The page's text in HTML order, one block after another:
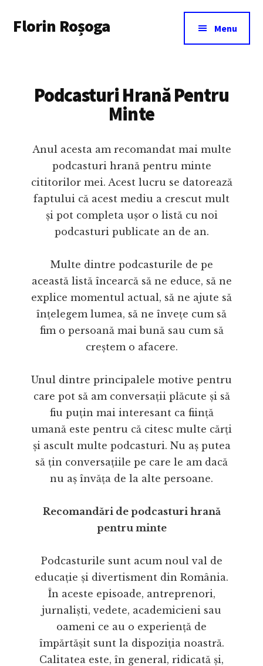
main
menu
Florin Roșoga Menu
Podcasturi Hrană Pentru
Minte
Anul acesta am recomandat mai multe
podcasturi hrană pentru minte
cititorilor mei. Acest lucru se datorează
faptului că acest mediu a crescut mult
și pot completa ușor o listă cu noi
podcasturi publicate an de an.
Multe dintre podcasturile de pe
această listă încearcă să ne educe, să ne
explice momentul actual, să ne ajute să
înțelegem lumea, să ne învețe cum să
fim o persoană mai bună sau cum să
creștem o afacere.
Unul dintre principalele motive pentru
care pot să am conversații plăcute și să
fiu puțin mai interesant ca ființă
umană este pentru că citesc multe cărți
și ascult multe podcasturi. Nu aș putea
să țin conversațiile pe care le am dacă
nu aș învăța de la alte persoane.
Recomandări de podcasturi hrană
pentru minte
Podcasturile sunt acum noul val de
educație și divertisment din România.
În aceste episoade, antreprenori,
jurnaliști, vedete, academicieni sau
oameni ce au o experiență de
împărtășit sunt la dispoziția noastră.
Calitatea este, în general, ridicată și,